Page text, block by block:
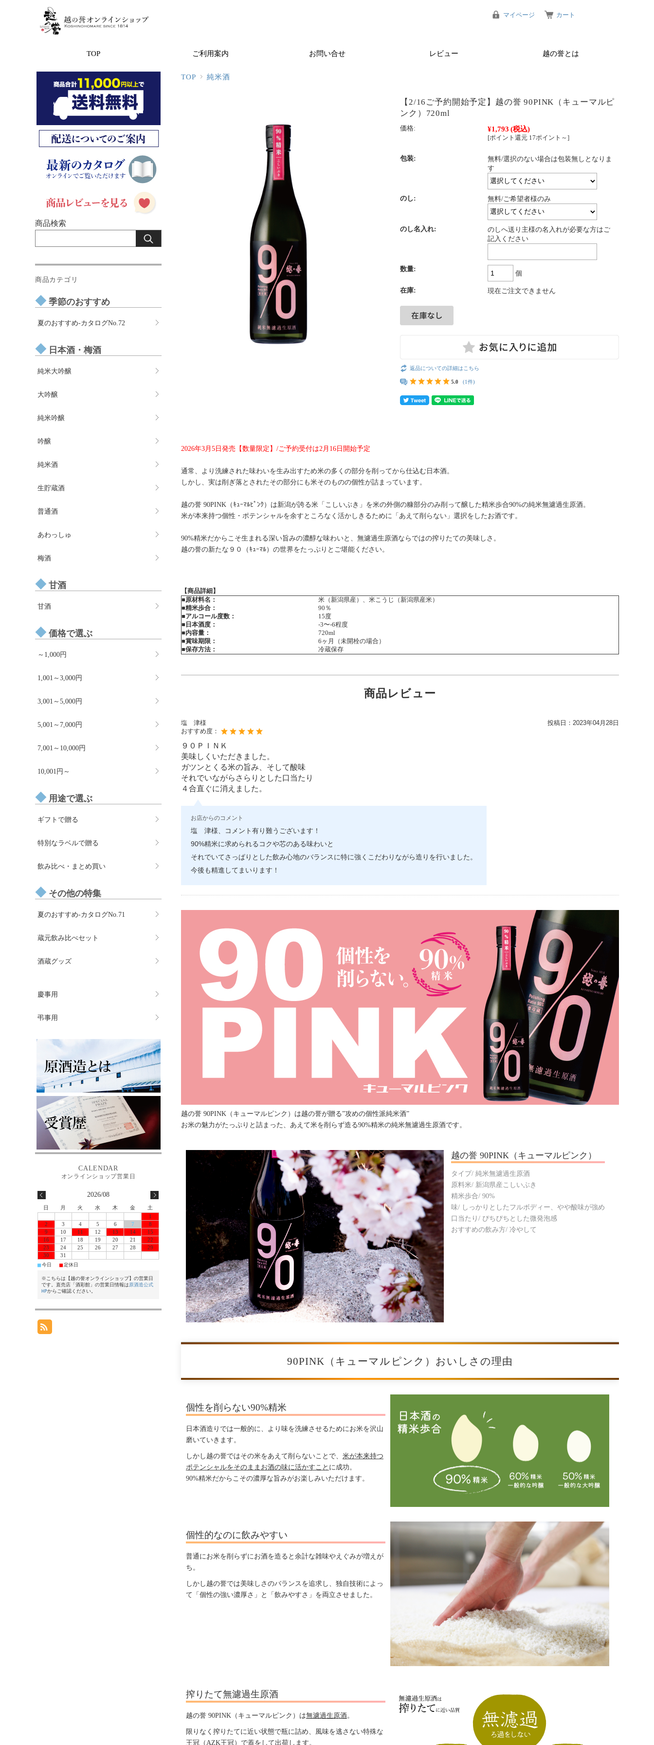
マイページ カート
TOP ご利用案内 お問い合せ レビュー 越の誉とは
TOP 純米酒
【2/16ご予約開始予定】越の誉 90PINK（キューマルピ
ンク）720ml
価格: ¥1,793 (税込)
[ポイント還元 17ポイント～]
包装:
無料/選択のない場合は包装無しとなりま
す
のし: 無料/ご希望者様のみ
のし名入れ:
のしへ送り主様の名入れが必要な方はご
記入ください
数量:
個
在庫: 現在ご注文できません
返品についての詳細はこちら
5.0 (1件)
2026年3月5日発売【数量限定】/ご予約受付は2月16日開始予定
通常、より洗練された味わいを生み出すため米の多くの部分を削ってから仕込む日本酒。
しかし、実は削ぎ落とされたその部分にも米そのものの個性が詰まっています。
越の誉 90PINK（ｷｭｰﾏﾙﾋﾟﾝｸ）は新潟が誇る米「こしいぶき」を米の外側の糠部分のみ削って醸した精米歩合90%の純米無濾過生原酒。
米が本来持つ個性・ポテンシャルを余すところなく活かしきるために「あえて削らない」選択をしたお酒です。
90%精米だからこそ生まれる深い旨みの濃醇な味わいと、無濾過生原酒ならではの搾りたての美味しさ。
越の誉の新たな９０（ｷｭｰﾏﾙ）の世界をたっぷりとご堪能ください。
【商品詳細】
■原材料名：
米（新潟県産）、米こうじ（新潟県産米）
■精米歩合：
90％
■アルコール度数：
15度
■日本酒度：
-3〜-6程度
■内容量：
720ml
■賞味期限：
6ヶ月（未開栓の場合）
■保存方法：
冷蔵保存
商品レビュー
塩 津様 投稿日： 2023年04月28日
おすすめ度：
９０ＰＩＮＫ
美味しくいただきました。
ガツンとくる米の旨み、そして酸味
それでいながらさらりとした口当たり
４合直ぐに消えました。
お店からのコメント
塩 津様、コメント有り難うございます！
90%精米に求められるコクや芯のある味わいと
それでいてさっぱりとした飲み心地のバランスに特に強くこだわりながら造りを行いました。
今後も精進してまいります！
越の誉 90PINK（キューマルピンク）は越の誉が贈る”攻めの個性派純米酒”
お米の魅力がたっぷりと詰まった、あえて米を削らず造る90%精米の純米無濾過生原酒です。
越の誉 90PINK（キューマルピンク）
タイプ/ 純米無濾過生原酒
原料米/ 新潟県産こしいぶき
精米歩合/ 90%
味/ しっかりとしたフルボディー、やや酸味が強め
口当たり/ ぴちぴちとした微発泡感
おすすめの飲み方/ 冷やして
90PINK（キューマルピンク）おいしさの理由
個性を削らない90%精米
日本酒造りでは一般的に、より味を洗練させるためにお米を沢山
磨いていきます。
しかし越の誉ではその米をあえて削らないことで、 米が本来持つ
ポテンシャルをそのままお酒の味に活かすこと に成功。
90%精米だからこその濃厚な旨みがお楽しみいただけます。
個性的なのに飲みやすい
普通にお米を削らずにお酒を造ると余計な雑味やえぐみが増えが
ち。
しかし越の誉では美味しさのバランスを追求し、独自技術によっ
て「個性の強い濃厚さ」と「飲みやすさ」を両立させました。
搾りたて無濾過生原酒
越の誉 90PINK（キューマルピンク）は無濾過生原酒。
限りなく搾りたてに近い状態で瓶に詰め、風味を逃さない特殊な
王冠（AZK王冠）で蓋をして出荷します。
商品検索
商品カテゴリ
季節のおすすめ
夏のおすすめ-カタログNo.72
日本酒・梅酒
純米大吟醸
大吟醸
純米吟醸
吟醸
純米酒
生貯蔵酒
普通酒
あわっしゅ
梅酒
甘酒
甘酒
価格で選ぶ
～1,000円
1,001～3,000円
3,001～5,000円
5,001～7,000円
7,001～10,000円
10,001円～
用途で選ぶ
ギフトで贈る
特別なラベルで贈る
飲み比べ・まとめ買い
その他の特集
夏のおすすめ-カタログNo.71
蔵元飲み比べセット
酒蔵グッズ
慶事用
弔事用
2026/08
日 月 火 水 木 金
土
1
2
3 4 5 6 7
8
9
10 11 12 13 14
15
16
17 18 19 20 21
22
23
24 25 26 27 28
29
30
31
■今日 ■定休日
※こちらは【越の誉オンラインショップ】の営業日
です。直売店「酒彩館」の営業日情報は原酒造公式
HPからご確認ください。